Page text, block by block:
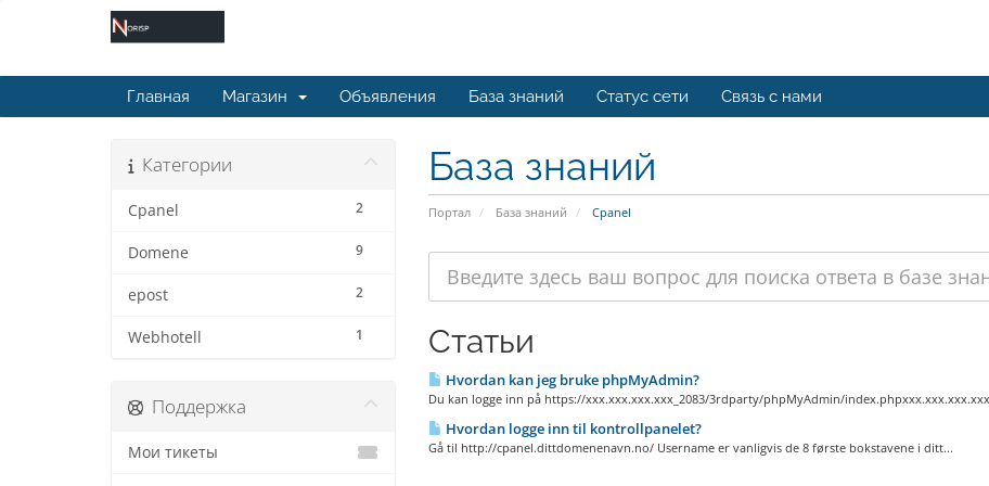
Главная Магазин Объявления База знаний Статус сети Связь с нами
База знаний
Портал База знаний Cpanel
Категории
2
Cpanel
9
Domene
2
epost
1
Webhotell Статьи
Hvordan kan jeg bruke phpMyAdmin?
Du kan logge inn på https://xxx.xxx.xxx.xxx_2083/3rdparty/phpMyAdmin/
Hvordan logge inn til kontrollpanelet?
Gå til http://cpanel.dittdomenenavn.no/ Username er vanligvis de 8 første bokstavene i ditt...
Поддержка
Мои тикеты